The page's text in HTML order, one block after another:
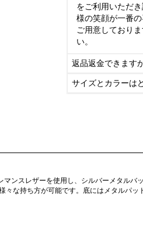
をご利用いただ
様の笑顔が一番
ご用意しており
い。
返品返金できます
サイズとカラーは
ンスレザーを使用し、シルバーメタルバ
な持ち方が可能です。底にはメタルパッ